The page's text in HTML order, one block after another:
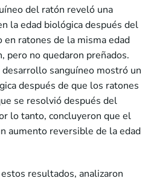
del ratón reveló una
la edad biológica después del
en ratones de la misma edad
pero no quedaron preñados.
sanguíneo mostró un
después de que los ratones
se resolvió después del
lo tanto, concluyeron que el
aumento reversible de la edad
resultados, analizaron